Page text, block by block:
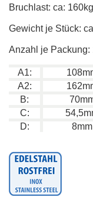
Bruchlast: ca: 160kg
Gewicht je Stück:
Anzahl je Packung:
A1:
A2:
B:
C:
D:
8mm